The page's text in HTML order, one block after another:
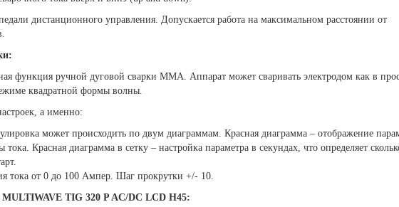
дистанционного управления. Допускается работа на максимальном расстоянии от
функция ручной дуговой сварки MMA. Аппарат может сваривать электродом как в
квадратной формы волны.
а именно:
может происходить по двум диаграммам. Красная диаграмма – отображение
Красная диаграмма в сетку – настройка параметра в секундах, что определяет
тока от 0 до 100 Ампер. Шаг прокрутки +/- 10.
TIG 320 P AC/DC LCD H45: